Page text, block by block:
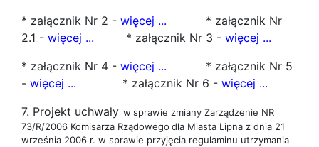
* załącznik Nr 2 - więcej ... * załącznik Nr
2.1 - więcej ... * załącznik Nr 3 - więcej ...
* załącznik Nr 4 - więcej ... * załącznik Nr 5
- więcej ... * załącznik Nr 6 - więcej ...
7. Projekt uchwały w sprawie zmiany Zarządzenie NR
73/R/2006 Komisarza Rządowego dla Miasta Lipna z dnia 21
września 2006 r. w sprawie przyjęcia regulaminu utrzymania